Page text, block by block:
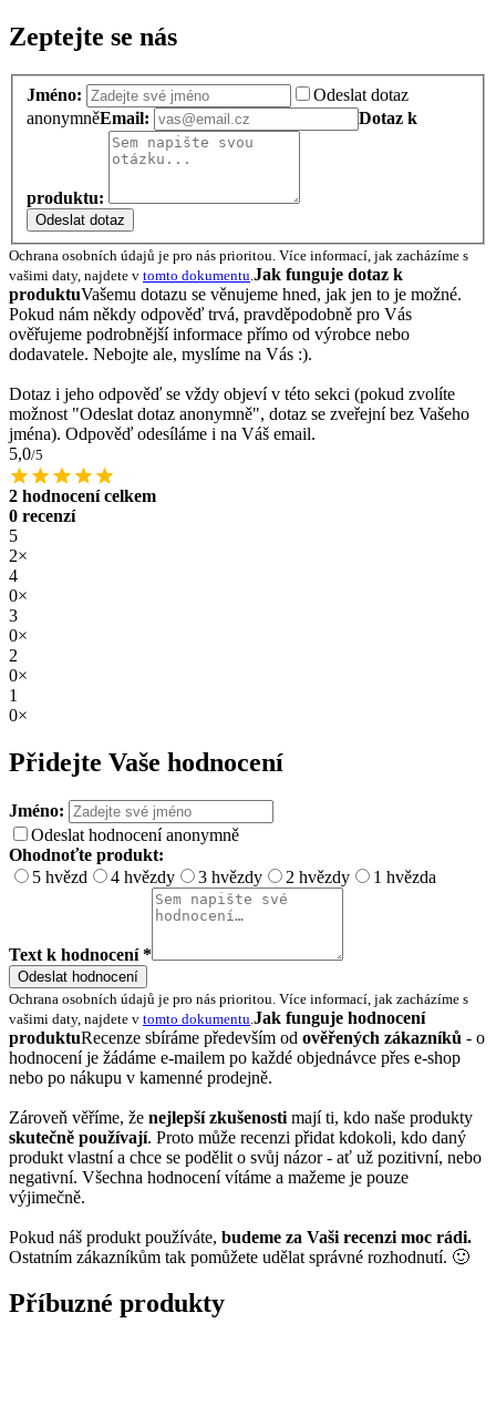
Zeptejte se nás
Jméno:
Odeslat dotaz
anonymněEmail: Dotaz k
produktu:
Odeslat dotaz
Ochrana osobních údajů je pro nás prioritou. Více informací, jak zacházíme s
vašimi daty, najdete v tomto dokumentu Jak funguje dotaz k
produktuVašemu dotazu se věnujeme hned, jak jen to je možné.
Pokud nám někdy odpověď trvá, pravděpodobně pro Vás
ověřujeme podrobnější informace přímo od výrobce nebo
dodavatele. Nebojte ale, myslíme na Vás :).
Dotaz i jeho odpověď se vždy objeví v této sekci (pokud zvolíte
možnost "Odeslat dotaz anonymně", dotaz se zveřejní bez Vašeho
jména). Odpověď odesíláme i na Váš email.
5,0/5
2 hodnocení celkem
0 recenzí
5
2×
4
0×
3
0×
2
0×
1
0×
Přidejte Vaše hodnocení
Jméno:
Odeslat hodnocení anonymně
Ohodnoťte produkt:
5 hvězd
4 hvězdy 3 hvězdy 2 hvězdy 1 hvězda
Text k hodnocení *
Odeslat hodnocení
Ochrana osobních údajů je pro nás prioritou. Více informací, jak zacházíme s
vašimi daty, najdete v tomto dokumentu Jak funguje hodnocení
produktuRecenze sbíráme především od ověřených zákazníků - o
hodnocení je žádáme e-mailem po každé objednávce přes e-shop
nebo po nákupu v kamenné prodejně.
Zároveň věříme, že nejlepší zkušenosti mají ti, kdo naše produkty
skutečně používají. Proto může recenzi přidat kdokoli, kdo daný
produkt vlastní a chce se podělit o svůj názor - ať už pozitivní, nebo
negativní. Všechna hodnocení vítáme a mažeme je pouze
výjimečně.
Pokud náš produkt používáte, budeme za Vaši recenzi moc rádi.
Ostatním zákazníkům tak pomůžete udělat správné rozhodnutí. 🙂
Příbuzné produkty